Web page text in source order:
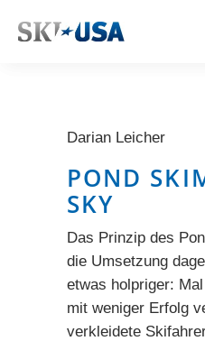
Darian Leicher
POND
SKY
Das Prinzip des
die Umsetzung
etwas holpriger:
mit weniger Erfolg
verkleidete